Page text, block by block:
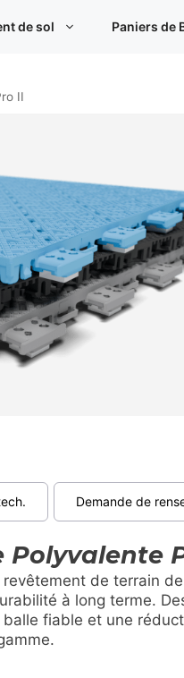
de sol Paniers de
II
Demande de
Polyvalente
revêtement de terrain
à long terme.
fiable et une